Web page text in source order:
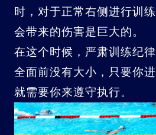
时，对于正常右侧进行训
会带来的伤害是巨大的。
在这个时候，严肃训练纪
全面前没有大小，只要你
就需要你来遵守执行。